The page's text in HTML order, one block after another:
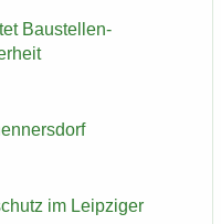
Baustellen-​
im Leip­zi­ger